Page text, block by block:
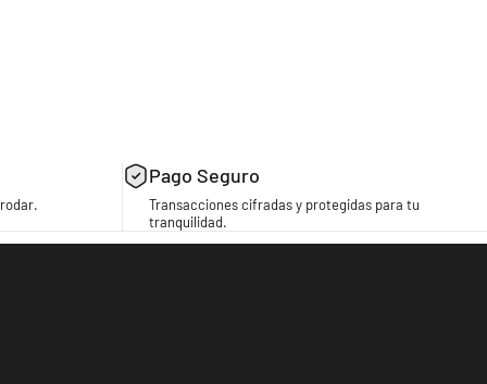
Pago Seguro
Transacciones cifradas y protegidas para tu
tranquilidad.